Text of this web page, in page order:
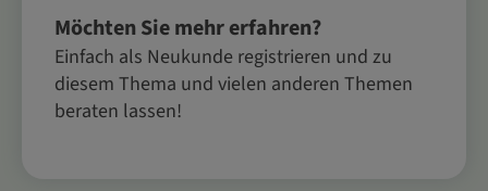
Möchten Sie mehr erfahren?
Einfach als Neukunde registrieren und zu
diesem Thema und vielen anderen Themen
beraten lassen!